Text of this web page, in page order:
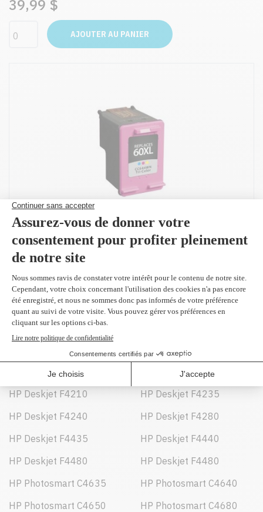
39,99 $
AJOUTER AU PANIER
Peut être utilisé dans :
HP Deskjet D1660
HP Deskjet D2530
HP Deskjet D2545
HP Deskjet D2660
HP Deskjet D2680
HP Deskjet F2430
HP Deskjet F2480
HP Deskjet F4210
HP Deskjet F4235
HP Deskjet F4240
HP Deskjet F4280
HP Deskjet F4435
HP Deskjet F4440
HP Deskjet F4480
HP Deskjet F4480
HP Photosmart C4635
HP Photosmart C4640
HP Photosmart C4650
HP Photosmart C4680